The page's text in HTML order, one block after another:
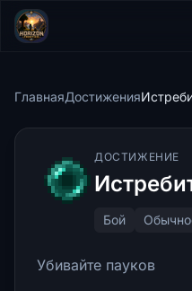
ГлавнаяДостижения
ДОСТИЖЕНИЕ
Бой
Убивайте пауков